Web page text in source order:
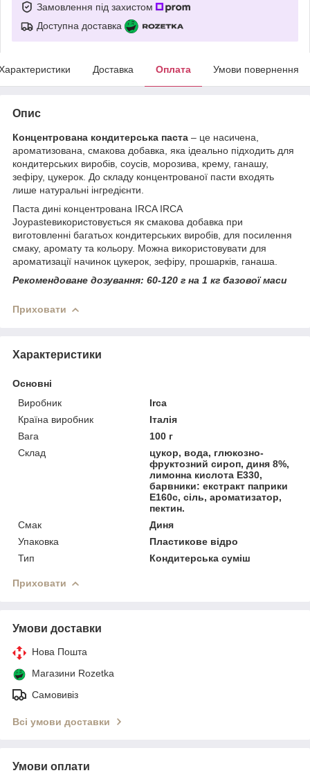
Замовлення під захистом
Доступна доставка
Доставка Оплата Умови повернення
Опис
Концентрована кондитерська паста – це насичена,
ароматизована, смакова добавка, яка ідеально підходить для
кондитерських виробів, соусів, морозива, крему, ганашу,
зефіру, цукерок. До складу концентрованої пасти входять
лише натуральні інгредієнти.
Паста дині концентрована IRCA IRCA
Joypasteвикористовується як смакова добавка при
виготовленні багатьох кондитерських виробів, для посилення
смаку, аромату та кольору. Можна використовувати для
ароматизації начинок цукерок, зефіру, прошарків, ганаша.
Рекомендоване дозування: 60-120 г на 1 кг базової маси
Приховати
Характеристики
Основні
Виробник
Irca
Країна виробник
Італія
Вага
100 г
Склад
цукор, вода, глюкозно-
фруктозний сироп, диня 8%,
лимонна кислота Е330,
барвники: екстракт паприки
Е160с, сіль, ароматизатор,
пектин.
Смак
Диня
Упаковка
Пластикове відро
Тип
Кондитерська суміш
Приховати
Умови доставки
Нова Пошта
Магазини Rozetka
Самовивіз
Всі умови доставки
Умови оплати